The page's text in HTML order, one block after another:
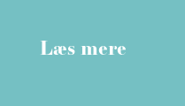
Læs mere